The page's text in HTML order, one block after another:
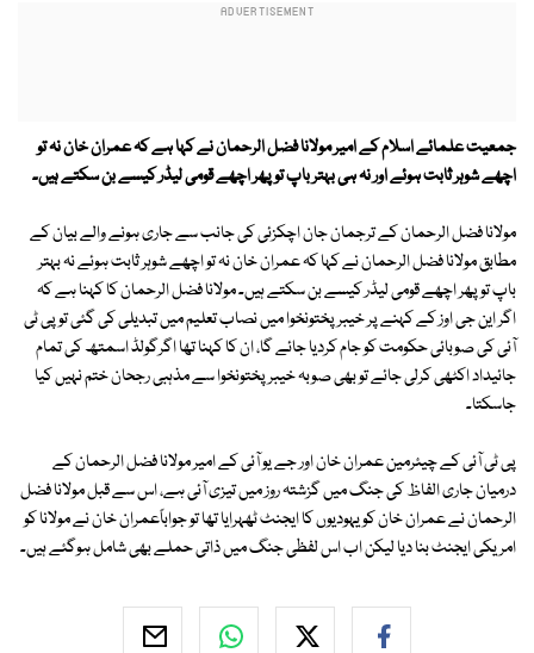
جمعیت علمائے اسلام کے امیر مولانا فضل الرحمان نے کہا ہے کہ عمران خان نہ تو
اچھے شوہر ثابت ہوئے اور نہ ہی بہتر باپ تو پھر اچھے قومی لیڈر کیسے بن سکتے ہیں۔
مولانا فضل الرحمان کے ترجمان جان اچکزئی کی جانب سے جاری ہونے والے بیان کے
مطابق مولانا فضل الرحمان نے کہا کہ عمران خان نہ تو اچھے شوہر ثابت ہوئے نہ بہتر
باپ تو پھر اچھے قومی لیڈر کیسے بن سکتے ہیں۔ مولانا فضل الرحمان کا کہنا ہے کہ
اگر این جی اوز کے کہنے پر خیبر پختونخوا میں نصاب تعلیم میں تبدیلی کی گئی تو پی ٹی
آئی کی صوبائی حکومت کو جام کردیا جائے گا، ان کا کہنا تھا اگرگولڈ اسمتھ کی تمام
جائیداد اکٹھی کرلی جائے تو بھی صوبہ خیبر پختونخوا سے مذہبی رجحان ختم نہیں کیا
جاسکتا۔
پی ٹی آئی کے چیئرمین عمران خان اور جے یو آئی کے امیر مولانا فضل الرحمان کے
درمیان جاری الفاظ کی جنگ میں گزشتہ روز میں تیزی آئی ہے، اس سے قبل مولانا فضل
الرحمان نے عمران خان کو یہودیوں کا ایجنٹ ٹھہرایا تھا تو جواباًعمران خان نے مولانا کو
امریکی ایجنٹ بنا دیا لیکن اب اس لفظی جنگ میں ذاتی حملے بھی شامل ہوگئے ہیں۔